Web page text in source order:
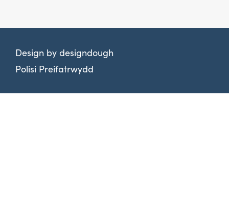
Design by designdough
Polisi Preifatrwydd